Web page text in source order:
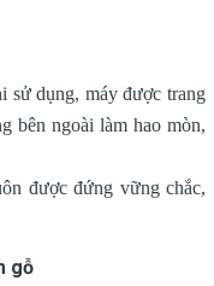
sử dụng, máy được trang
bên ngoài làm hao mòn,
được đứng vững chắc,
gỗ